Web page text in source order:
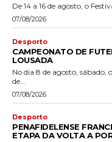
De 14 a 16 de agosto, o
07/08/2026
Desporto
CAMPEONATO DE
LOUSADA
No dia 8 de agosto,
de...
07/08/2026
Desporto
PENAFIDELENSE
ETAPA DA VOLTA A